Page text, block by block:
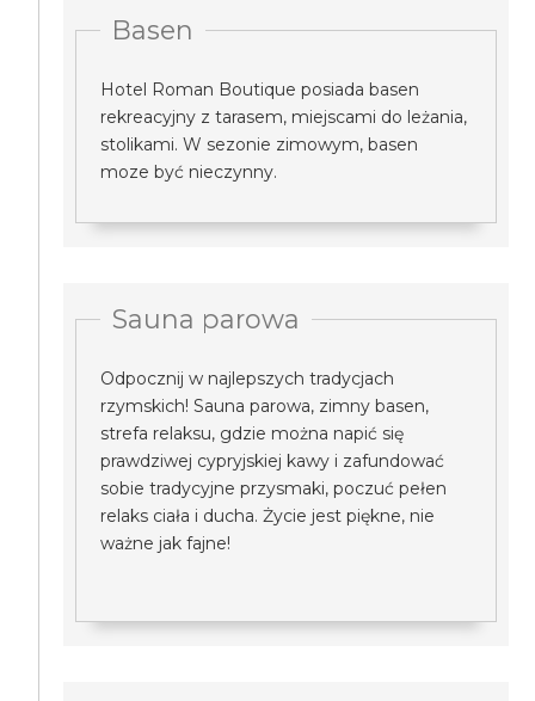
Basen
Hotel Roman Boutique posiada basen
rekreacyjny z tarasem, miejscami do leżania,
stolikami. W sezonie zimowym, basen
moze być nieczynny.
Sauna parowa
Odpocznij w najlepszych tradycjach
rzymskich! Sauna parowa, zimny basen,
strefa relaksu, gdzie można napić się
prawdziwej cypryjskiej kawy i zafundować
sobie tradycyjne przysmaki, poczuć pełen
relaks ciała i ducha. Życie jest piękne, nie
ważne jak fajne!